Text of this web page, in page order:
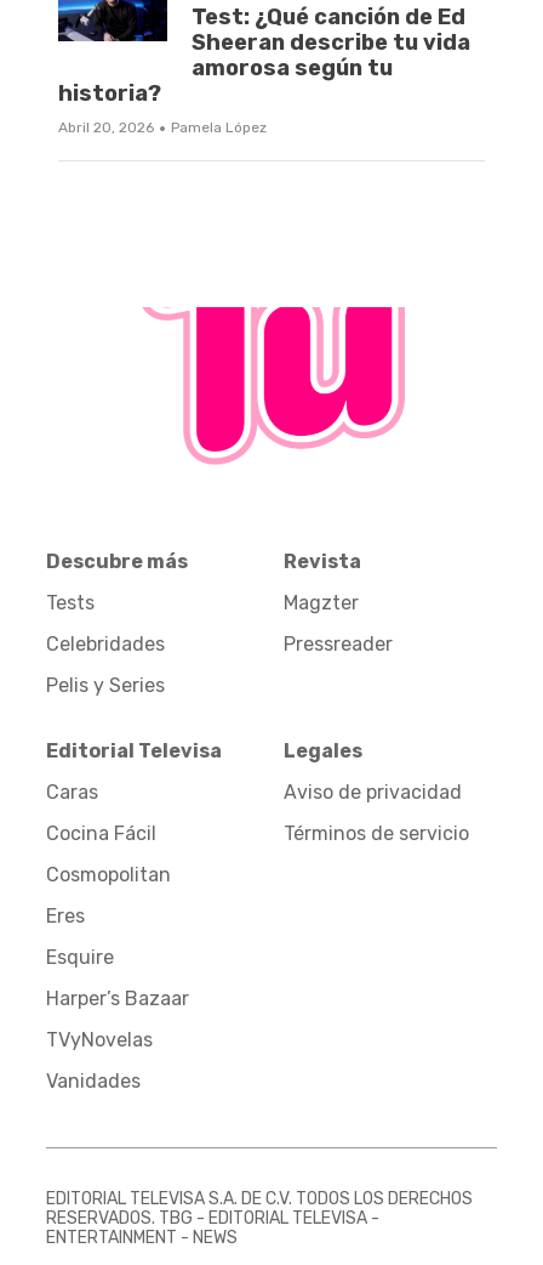
Test: ¿Qué canción de Ed
Sheeran describe tu vida
amorosa según tu
historia?
Abril 20, 2026 · Pamela López
Descubre más
Tests
Celebridades
Pelis y Series
Revista
Magzter
Pressreader
Editorial Televisa
Caras
Cocina Fácil
Cosmopolitan
Eres
Esquire
Harper’s Bazaar
TVyNovelas
Vanidades
Legales
Aviso de privacidad
Términos de servicio
EDITORIAL TELEVISA S.A. DE C.V. TODOS LOS DERECHOS
RESERVADOS. TBG - EDITORIAL TELEVISA -
ENTERTAINMENT - NEWS